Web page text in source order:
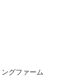
グファーム